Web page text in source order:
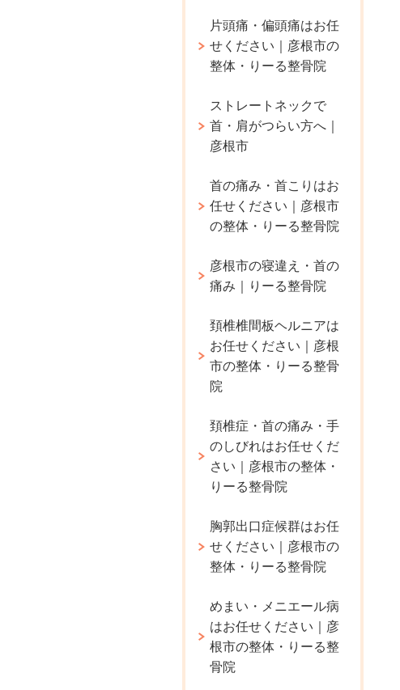
片頭痛・偏頭痛はお任
せください｜彦根市の
整体・りーる整骨院
ストレートネックで
首・肩がつらい方へ｜
彦根市
首の痛み・首こりはお
任せください｜彦根市
の整体・りーる整骨院
彦根市の寝違え・首の
痛み｜りーる整骨院
頚椎椎間板ヘルニアは
お任せください｜彦根
市の整体・りーる整骨
院
頚椎症・首の痛み・手
のしびれはお任せくだ
さい｜彦根市の整体・
りーる整骨院
胸郭出口症候群はお任
せください｜彦根市の
整体・りーる整骨院
めまい・メニエール病
はお任せください｜彦
根市の整体・りーる整
骨院